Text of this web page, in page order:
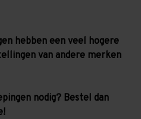
hebben een veel hogere
van andere merken
nodig? Bestel dan